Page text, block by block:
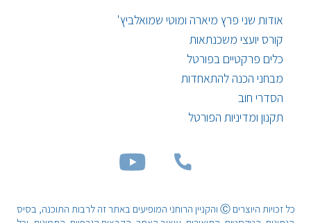
אודות שני פרץ מיארה ומוטי שמואלביץ'
קורס יועצי משכנתאות
כלים פרקטיים בפורטל
מבחני הכנה להתאחדות
הסדרי חוב
תקנון ומדיניות הפורטל
כל זכויות היוצרים Ⓒ והקניין הרוחני המופיעים באתר זה לרבות התוכנה, בסיס